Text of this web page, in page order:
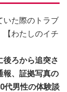
いた際のトラブ
【わたしのイチ
ろから追突さ
報、証拠写真の
代男性の体験談